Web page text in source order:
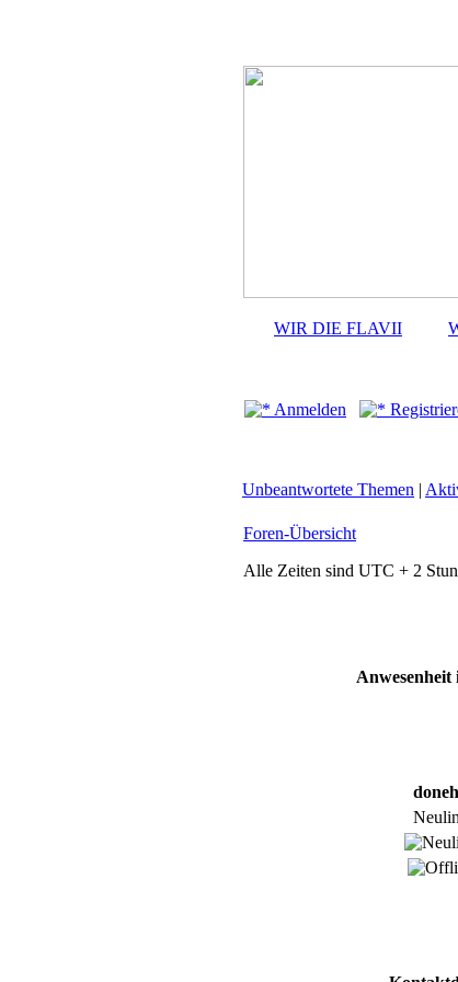
WIR DIE FLAVII
Anmelden
Unbeantwortete Themen |
Foren-Übersicht
Alle Zeiten sind UTC + 2
Anwesenheit